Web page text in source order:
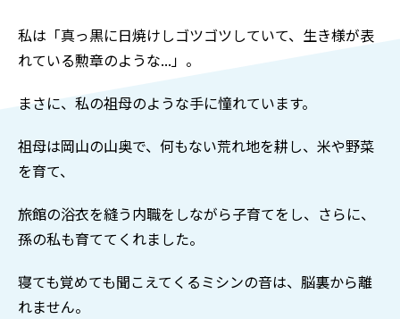
私は「真っ黒に日焼けしゴツゴツしていて、生き様が表
れている勲章のような...」。
まさに、私の祖母のような手に憧れています。
祖母は岡山の山奥で、何もない荒れ地を耕し、米や野菜
を育て、
旅館の浴衣を縫う内職をしながら子育てをし、さらに、
孫の私も育ててくれました。
寝ても覚めても聞こえてくるミシンの音は、脳裏から離
れません。